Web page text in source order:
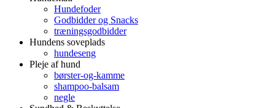
Hundefoder
Godbidder og Snacks
træningsgodbidder
Hundens soveplads
hundeseng
Pleje af hund
børster-og-kamme
shampoo-balsam
negle